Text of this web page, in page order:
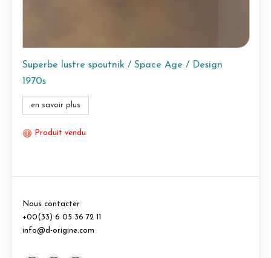
Superbe lustre spoutnik / Space Age / Design
1970s
en savoir plus
Produit vendu
Nous contacter
+00(33) 6 05 36 72 11
info@d-origine.com